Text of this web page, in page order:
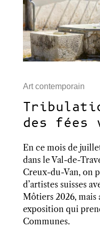
Art contemporain
des fées
En ce mois de
dans le Val-de-
Creux-du-Van, on
d’artistes suisses
Môtiers 2026, mais
exposition qui
Communes.